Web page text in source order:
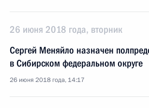
26 июня 2018 года, вторник
Сергей Меняйло назначен
в Сибирском федеральном округе
26 июня 2018 года, 14:17